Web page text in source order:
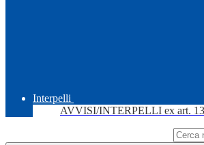
Interpelli
AVVISI/INTERPELLI ex art.